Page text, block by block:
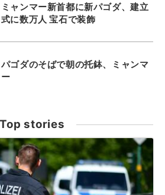
ミャンマー新首都に新パゴダ、建立
式に数万人 宝石で装飾
パゴダのそばで朝の托鉢、ミャンマ
ー
Top stories